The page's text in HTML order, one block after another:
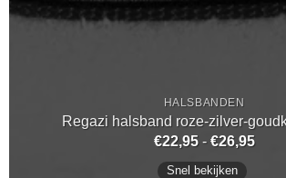
HALSBANDEN
Regazi halsband roze-zilver-
€22,95 - €26,95
Snel bekijken